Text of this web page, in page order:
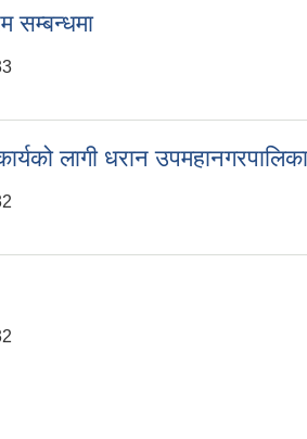
सम्बन्धमा
लागी धरान